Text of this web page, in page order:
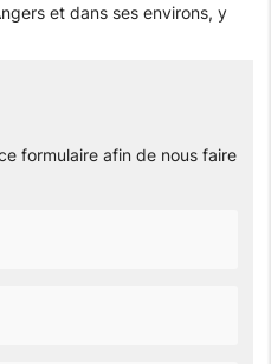
et dans ses environs, y
formulaire afin de nous faire